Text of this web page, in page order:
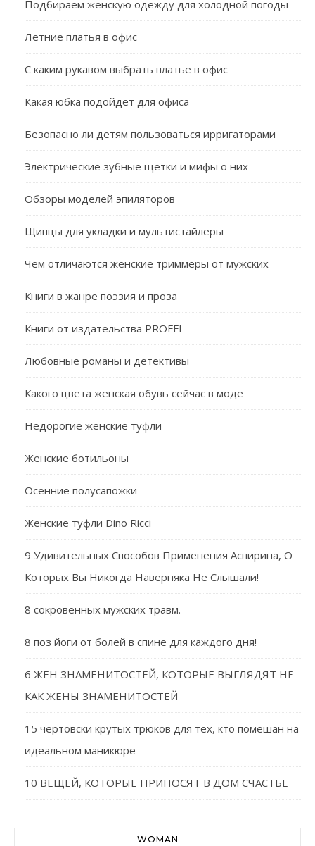
Подбираем женскую одежду для холодной погоды
Летние платья в офис
С каким рукавом выбрать платье в офис
Какая юбка подойдет для офиса
Безопасно ли детям пользоваться ирригаторами
Электрические зубные щетки и мифы о них
Обзоры моделей эпиляторов
Щипцы для укладки и мультистайлеры
Чем отличаются женские триммеры от мужских
Книги в жанре поэзия и проза
Книги от издательства PROFFI
Любовные романы и детективы
Какого цвета женская обувь сейчас в моде
Недорогие женские туфли
Женские ботильоны
Осенние полусапожки
Женские туфли Dino Ricci
9 Удивительных Способов Применения Аспирина, О
Которых Вы Никогда Наверняка Не Слышали!
8 сокровенных мужских травм.
8 поз йоги от болей в спине для каждого дня!
6 ЖЕН ЗНАМЕНИТОСТЕЙ, КОТОРЫЕ ВЫГЛЯДЯТ НЕ
КАК ЖЕНЫ ЗНАМЕНИТОСТЕЙ
15 чертовски крутых трюков для тех, кто помешан на
идеальном маникюре
10 ВЕЩЕЙ, КОТОРЫЕ ПРИНОСЯТ В ДОМ СЧАСТЬЕ
WOMAN